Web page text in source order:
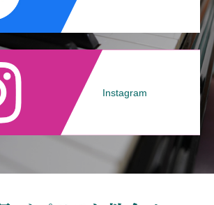
Instagram